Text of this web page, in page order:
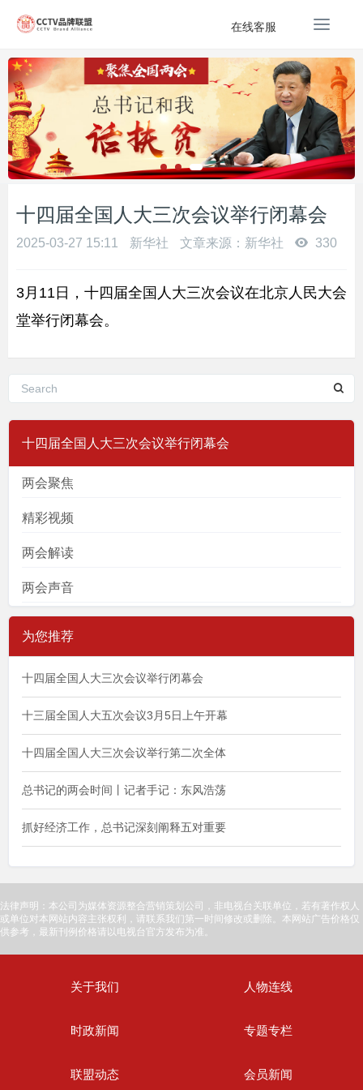
T
g
g
l
e
n
a
v
g
a
t
n
在线客服
十四届全国人大三次会议举行闭幕会
2025-03-27 15:11 新华社 文章来源：新华社 330
3月11日，十四届全国人大三次会议在北京人民大会
堂举行闭幕会。
十四届全国人大三次会议举行闭幕会
两会聚焦
精彩视频
两会解读
两会声音
为您推荐
十四届全国人大三次会议举行闭幕会
十三届全国人大五次会议3月5日上午开幕
十四届全国人大三次会议举行第二次全体
总书记的两会时间丨记者手记：东风浩荡
抓好经济工作，总书记深刻阐释五对重要
法律声明：本公司为媒体资源整合营销策划公司，非电视台关联单位，若有著作权人
或单位对本网站内容主张权利，请联系我们第一时间修改或删除。本网站广告价格仅
供参考，最新刊例价格请以电视台官方发布为准。
关于我们 人物连线
时政新闻 专题专栏
联盟动态 会员新闻